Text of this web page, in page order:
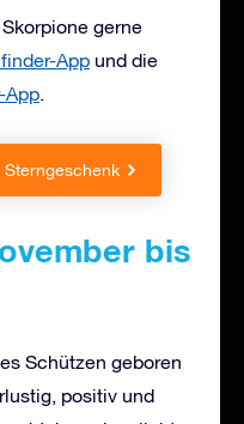
gerne
App und die
App.
Sterngeschenk
bis
Schützen geboren
positiv und